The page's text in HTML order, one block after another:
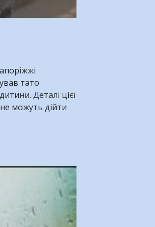
тато
Деталі цієї
можуть дійти